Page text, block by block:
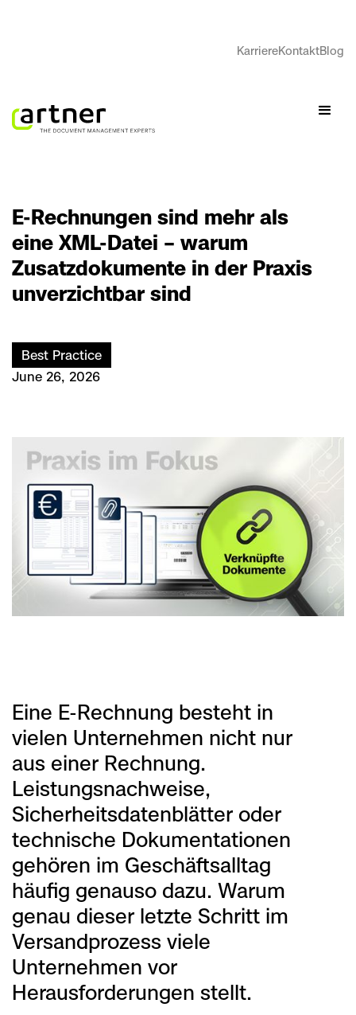
KarriereKontaktBlog
E-Rechnungen sind mehr als
eine XML-Datei – warum
Zusatzdokumente in der Praxis
unverzichtbar sind
Best Practice
June 26, 2026
Eine E-Rechnung besteht in
vielen Unternehmen nicht nur
aus einer Rechnung.
Leistungsnachweise,
Sicherheitsdatenblätter oder
technische Dokumentationen
gehören im Geschäftsalltag
häufig genauso dazu. Warum
genau dieser letzte Schritt im
Versandprozess viele
Unternehmen vor
Herausforderungen stellt.